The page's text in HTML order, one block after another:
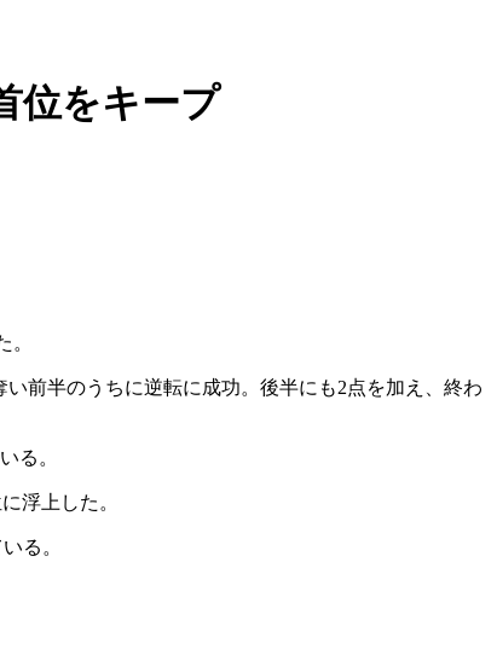
位をキープ
前半のうちに逆転に成功。後半にも2点を加え、終わ
る。
浮上した。
る。